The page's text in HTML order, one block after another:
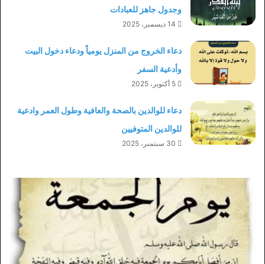
وجدول جاهز للعبادات
14 ديسمبر، 2025
دعاء الخروج من المنزل يومياً ودعاء دخول البيت
وأدعية السفر
5 أكتوبر، 2025
دعاء للوالدين بالصحة والعافية وطول العمر وادعية
للوالدين المتوفيين
30 سبتمبر، 2025